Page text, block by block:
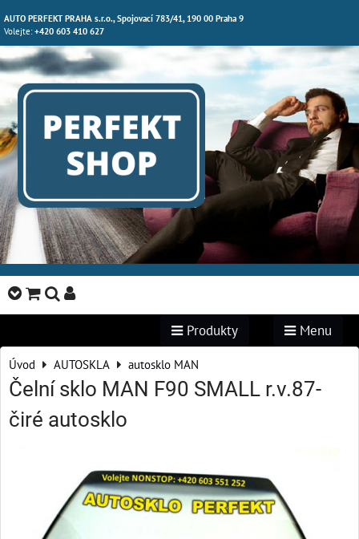
AUTO PERFEKT PRAHA s.r.o., Spojovací 783/41, 190 00 Praha 9
Volejte:+420 603 410 627
Produkty Menu
Úvod AUTOSKLA autosklo MAN
Čelní sklo MAN F90 SMALL r.v.87-
čiré autosklo